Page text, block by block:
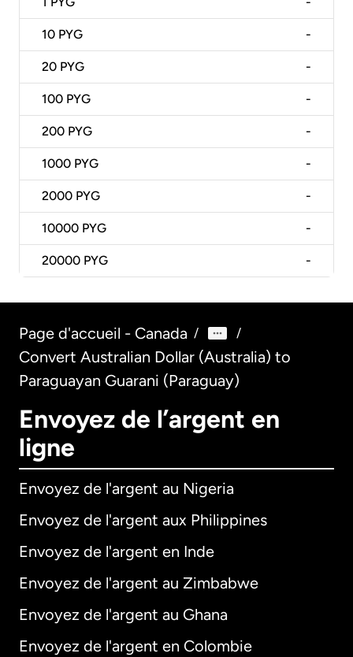
10 PYG -
20 PYG -
100 PYG -
200 PYG -
1000 PYG -
2000 PYG -
10000 PYG -
20000 PYG -
Page d'accueil - Canada / /
Convert Australian Dollar (Australia) to
Paraguayan Guarani (Paraguay)
Envoyez de l’argent en
ligne
Envoyez de l'argent au Nigeria
Envoyez de l'argent aux Philippines
Envoyez de l'argent en Inde
Envoyez de l'argent au Zimbabwe
Envoyez de l'argent au Ghana
Envoyez de l'argent en Colombie